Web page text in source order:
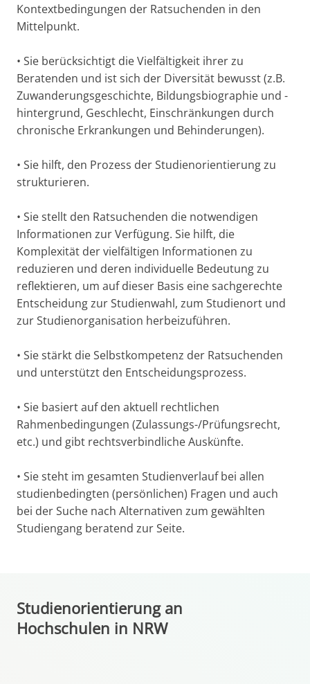
Kontextbedingungen der Ratsuchenden in den
Mittelpunkt.
• Sie berücksichtigt die Vielfältigkeit ihrer zu
Beratenden und ist sich der Diversität bewusst (z.B.
Zuwanderungsgeschichte, Bildungsbiographie und -
hintergrund, Geschlecht, Einschränkungen durch
chronische Erkrankungen und Behinderungen).
• Sie hilft, den Prozess der Studienorientierung zu
strukturieren.
• Sie stellt den Ratsuchenden die notwendigen
Informationen zur Verfügung. Sie hilft, die
Komplexität der vielfältigen Informationen zu
reduzieren und deren individuelle Bedeutung zu
reflektieren, um auf dieser Basis eine sachgerechte
Entscheidung zur Studienwahl, zum Studienort und
zur Studienorganisation herbeizuführen.
• Sie stärkt die Selbstkompetenz der Ratsuchenden
und unterstützt den Entscheidungsprozess.
• Sie basiert auf den aktuell rechtlichen
Rahmenbedingungen (Zulassungs-/Prüfungsrecht,
etc.) und gibt rechtsverbindliche Auskünfte.
• Sie steht im gesamten Studienverlauf bei allen
studienbedingten (persönlichen) Fragen und auch
bei der Suche nach Alternativen zum gewählten
Studiengang beratend zur Seite.
Studienorientierung an
Hochschulen in NRW